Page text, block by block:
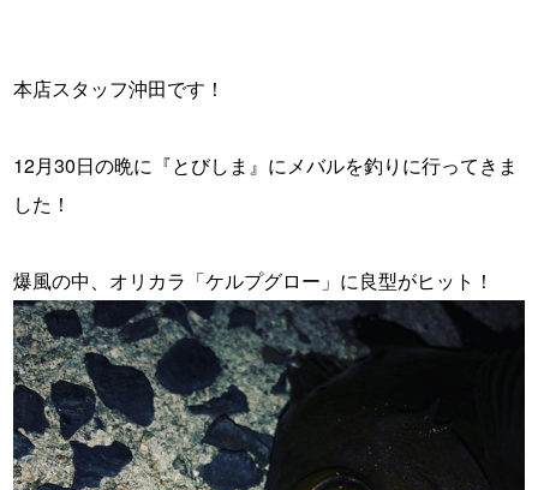
本店スタッフ沖田です！
12月30日の晩に『とびしま』にメバルを釣りに行ってきま
した！
爆風の中、オリカラ「ケルプグロー」に良型がヒット！